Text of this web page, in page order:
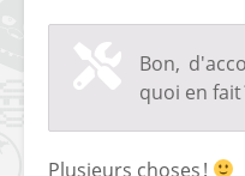
Bon,
quoi en fait
Plusieurs choses !